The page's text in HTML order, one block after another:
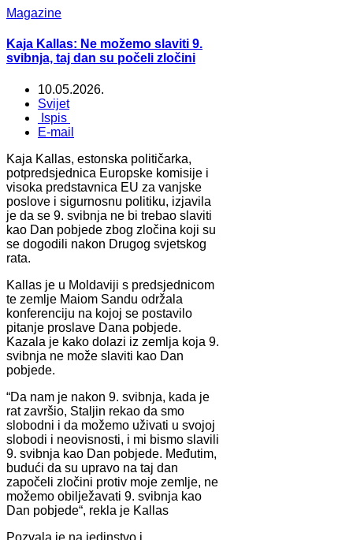
Magazine
Kaja Kallas: Ne možemo slaviti 9.
svibnja, taj dan su počeli zločini
10.05.2026.
Svijet
Ispis
E-mail
Kaja Kallas, estonska političarka,
potpredsjednica Europske komisije i
visoka predstavnica EU za vanjske
poslove i sigurnosnu politiku, izjavila
je da se 9. svibnja ne bi trebao slaviti
kao Dan pobjede zbog zločina koji su
se dogodili nakon Drugog svjetskog
rata.
Kallas je u Moldaviji s predsjednicom
te zemlje Maiom Sandu održala
konferenciju na kojoj se postavilo
pitanje proslave Dana pobjede.
Kazala je kako dolazi iz zemlja koja 9.
svibnja ne može slaviti kao Dan
pobjede.
“Da nam je nakon 9. svibnja, kada je
rat završio, Staljin rekao da smo
slobodni i da možemo uživati u svojoj
slobodi i neovisnosti, i mi bismo slavili
9. svibnja kao Dan pobjede. Međutim,
budući da su upravo na taj dan
započeli zločini protiv moje zemlje, ne
možemo obilježavati 9. svibnja kao
Dan pobjede“, rekla je Kallas
Pozvala je na jedinstvo i